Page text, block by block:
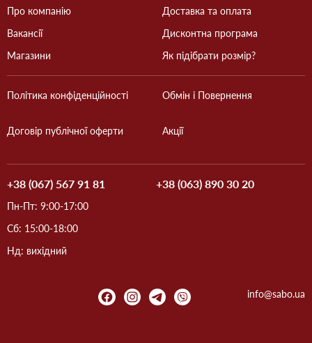
Про компанію
Вакансії
Магазини
Доставка та оплата
Дисконтна програма
Як підібрати розмір?
Політика конфіденційності
Договір публічної оферти
Обмін і Повернення
Акції
+38 (067) 567 91 81 +38 (063) 890 30 20
Пн-Пт: 9:00-17:00
Сб: 15:00-18:00
Нд: вихідний
info@sabo.ua